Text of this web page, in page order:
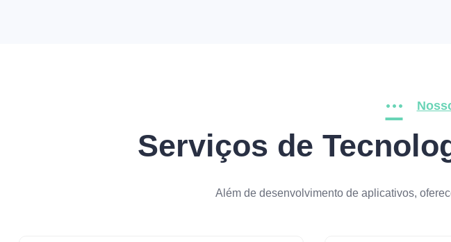
Serviços de
Além de desenvolvimento de aplicativos,